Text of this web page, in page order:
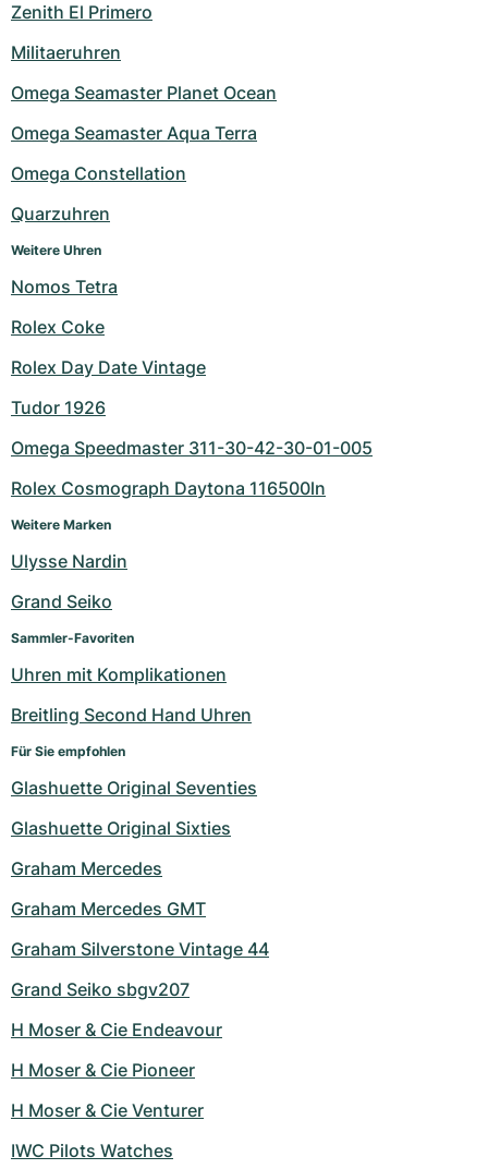
Zenith El Primero
Militaeruhren
Omega Seamaster Planet Ocean
Omega Seamaster Aqua Terra
Omega Constellation
Quarzuhren
Weitere Uhren
Nomos Tetra
Rolex Coke
Rolex Day Date Vintage
Tudor 1926
Omega Speedmaster 311-30-42-30-01-005
Rolex Cosmograph Daytona 116500ln
Weitere Marken
Ulysse Nardin
Grand Seiko
Sammler-Favoriten
Uhren mit Komplikationen
Breitling Second Hand Uhren
Für Sie empfohlen
Glashuette Original Seventies
Glashuette Original Sixties
Graham Mercedes
Graham Mercedes GMT
Graham Silverstone Vintage 44
Grand Seiko sbgv207
H Moser & Cie Endeavour
H Moser & Cie Pioneer
H Moser & Cie Venturer
IWC Pilots Watches